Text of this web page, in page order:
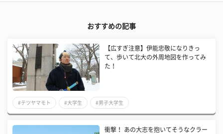
おすすめの記事
【広すぎ注意】伊能忠敬になりきっ
て、歩いて北大の外周地図を作ってみ
た！
#テツヤマモト #大学生 #男子大学生
衝撃！ あの大志を抱いてそうなクラー